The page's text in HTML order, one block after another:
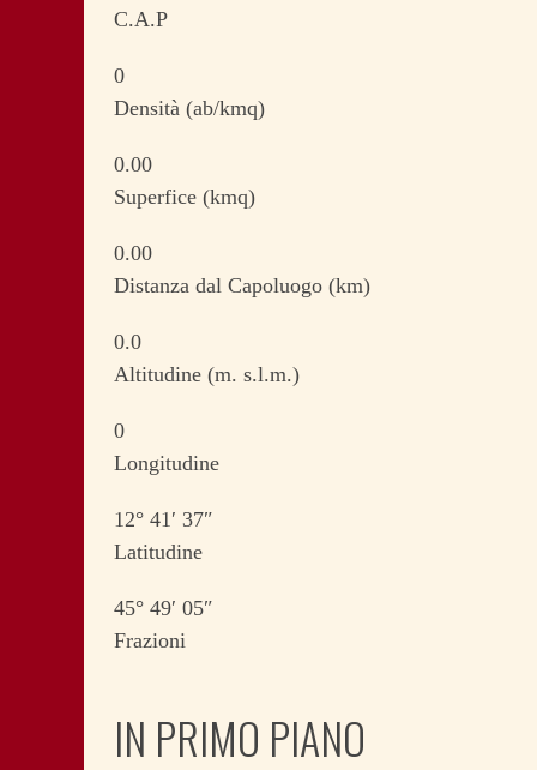
C.A.P
0
Densità (ab/kmq)
0.00
Superfice (kmq)
0.00
Distanza dal Capoluogo (km)
0.0
Altitudine (m. s.l.m.)
0
Longitudine
12° 41′ 37″
Latitudine
45° 49′ 05″
Frazioni
IN PRIMO PIANO